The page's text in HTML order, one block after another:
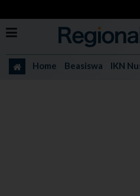
Home Beasiswa IKN